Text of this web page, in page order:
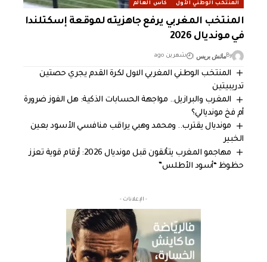
المنتخب الوطني الأول كأس العالم
المنتخب المغربي يرفع جاهزيته لموقعة إسكتلندا
في مونديال 2026
Byماتش بريس شهرين ago
المنتخب الوطني المغربي الاول لكرة القدم يجري حصتين
تدريبيتين
المغرب والبرازيل.. مواجهة الحسابات الذكية: هل الفوز ضرورة
أم فخ مونديالي؟
مونديال يقترب.. ومحمد وهبي يراقب منافسي الأسود بعين
الخبير
مهاجمو المغرب يتألقون قبل مونديال 2026: أرقام قوية تعزز
حظوظ “أسود الأطلس”
- الإعلانات -